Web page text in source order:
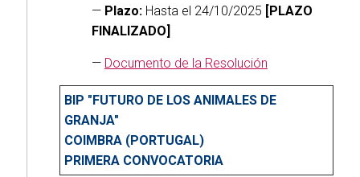
— Plazo:Hasta el 24/10/2025 [PLAZO
FINALIZADO]
— Documento de la Resolución
BIP "FUTURO DE LOS ANIMALES DE
GRANJA"
COIMBRA (PORTUGAL)
PRIMERA CONVOCATORIA